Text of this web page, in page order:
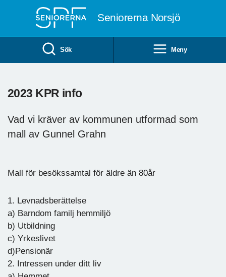
Seniorerna Norsjö
Sök Meny
2023 KPR info
Vad vi kräver av kommunen utformad som
mall av Gunnel Grahn
Mall för besökssamtal för äldre än 80år
1. Levnadsberättelse
a) Barndom familj hemmiljö
b) Utbildning
c) Yrkeslivet
d)Pensionär
2. Intressen under ditt liv